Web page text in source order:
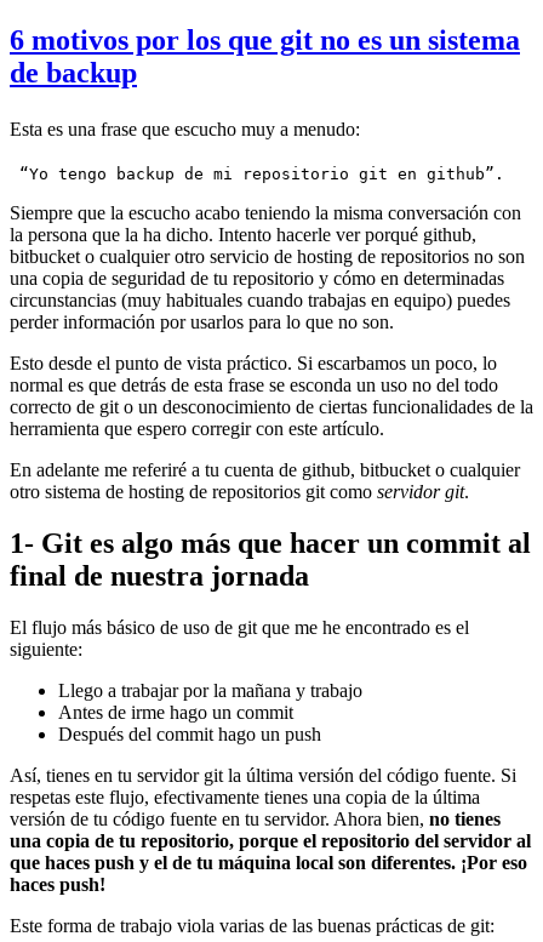
6 motivos por los que git no es un sistema
de backup
Esta es una frase que escucho muy a menudo:
“Yo tengo backup de mi repositorio git en github”.
Siempre que la escucho acabo teniendo la misma conversación con
la persona que la ha dicho. Intento hacerle ver porqué github,
bitbucket o cualquier otro servicio de hosting de repositorios no son
una copia de seguridad de tu repositorio y cómo en determinadas
circunstancias (muy habituales cuando trabajas en equipo) puedes
perder información por usarlos para lo que no son.
Esto desde el punto de vista práctico. Si escarbamos un poco, lo
normal es que detrás de esta frase se esconda un uso no del todo
correcto de git o un desconocimiento de ciertas funcionalidades de la
herramienta que espero corregir con este artículo.
En adelante me referiré a tu cuenta de github, bitbucket o cualquier
otro sistema de hosting de repositorios git como servidor git.
1- Git es algo más que hacer un commit al
final de nuestra jornada
El flujo más básico de uso de git que me he encontrado es el
siguiente:
Llego a trabajar por la mañana y trabajo
Antes de irme hago un commit
Después del commit hago un push
Así, tienes en tu servidor git la última versión del código fuente. Si
respetas este flujo, efectivamente tienes una copia de la última
versión de tu código fuente en tu servidor. Ahora bien, no tienes
una copia de tu repositorio, porque el repositorio del servidor al
que haces push y el de tu máquina local son diferentes. ¡Por eso
haces push!
Este forma de trabajo viola varias de las buenas prácticas de git: